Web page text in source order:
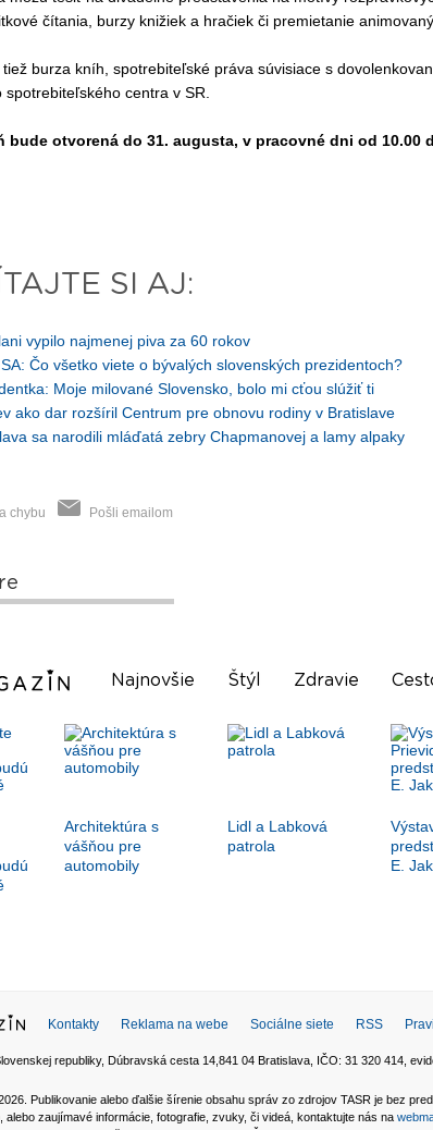
čítania, burzy knižiek a hračiek či premietanie
burza kníh, spotrebiteľské práva súvisiace s
spotrebiteľského centra v SR.
bude otvorená do 31. augusta, v pracovné dni od 10.00
SI AJ:
vypilo najmenej piva za 60 rokov
Čo všetko viete o bývalých slovenských prezidentoch?
Moje milované Slovensko, bolo mi cťou slúžiť ti
ako dar rozšíril Centrum pre obnovu rodiny v Bratislave
sa narodili mláďatá zebry Chapmanovej a lamy alpaky
chybu Pošli emailom
Najnovšie Štýl Zdravie
Architektúra s
vášňou pre
automobily
Lidl a Labková
patrola
E.
Kontakty Reklama na webe Sociálne siete RSS
republiky, Dúbravská cesta 14,841 04 Bratislava, IČO: 31 320 414,
Publikovanie alebo ďalšie šírenie obsahu správ zo zdrojov TASR je bez
alebo zaujímavé informácie, fotografie, zvuky, či videá, kontaktujte nás na